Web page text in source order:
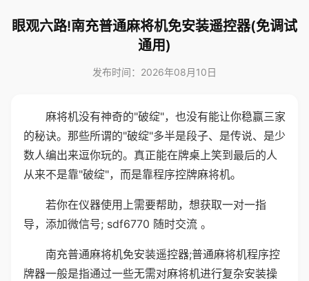
眼观六路!南充普通麻将机免安装遥控器(免调试
通用)
发布时间：2026年08月10日
麻将机没有神奇的"破绽"，也没有能让你稳赢三家
的秘诀。那些所谓的"破绽"多半是段子、是传说、是少
数人编出来逗你玩的。真正能在牌桌上笑到最后的人
从来不是靠"破绽"，而是靠程序控牌麻将机。
若你在仪器使用上需要帮助，想获取一对一指
导，添加微信号; sdf6770 随时交流 。
南充普通麻将机免安装遥控器;普通麻将机程序控
牌器一般是指通过一些无需对麻将机进行复杂安装操